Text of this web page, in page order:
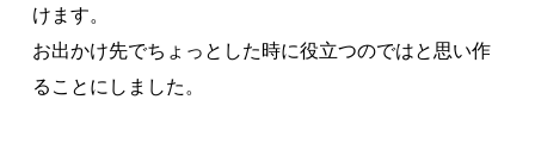
けます。
お出かけ先でちょっとした時に役立つのではと思い作
ることにしました。